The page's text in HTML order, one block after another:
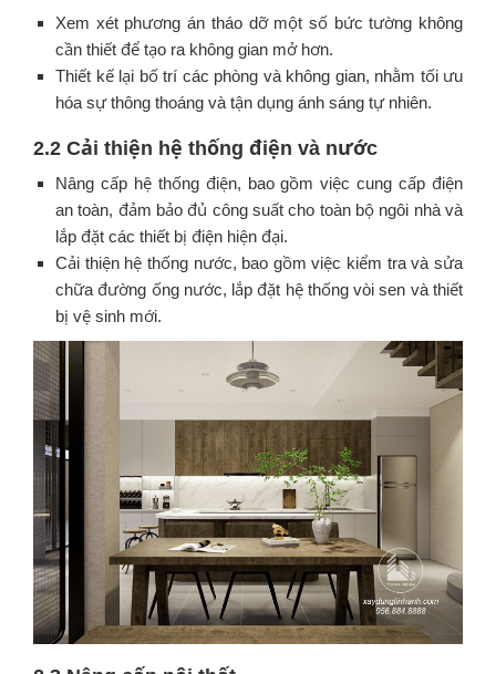
Xem xét phương án tháo dỡ một số bức tường không
cần thiết để tạo ra không gian mở hơn.
Thiết kế lại bố trí các phòng và không gian, nhằm tối ưu
hóa sự thông thoáng và tận dụng ánh sáng tự nhiên.
2.2 Cải thiện hệ thống điện và nước
Nâng cấp hệ thống điện, bao gồm việc cung cấp điện
an toàn, đảm bảo đủ công suất cho toàn bộ ngôi nhà và
lắp đặt các thiết bị điện hiện đại.
Cải thiện hệ thống nước, bao gồm việc kiểm tra và sửa
chữa đường ống nước, lắp đặt hệ thống vòi sen và thiết
bị vệ sinh mới.